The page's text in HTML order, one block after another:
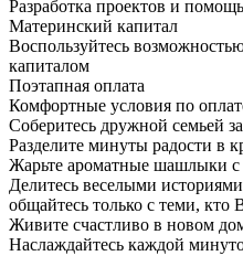
Разработка проектов и
Материнский капитал
Воспользуйтесь
капиталом
Поэтапная оплата
Комфортные условия по
Соберитесь дружной семьей
Разделите минуты радости в
Жарьте ароматные шашлыки с
Делитесь веселыми
общайтесь только с теми, кто
Живите счастливо в новом
Наслаждайтесь каждой